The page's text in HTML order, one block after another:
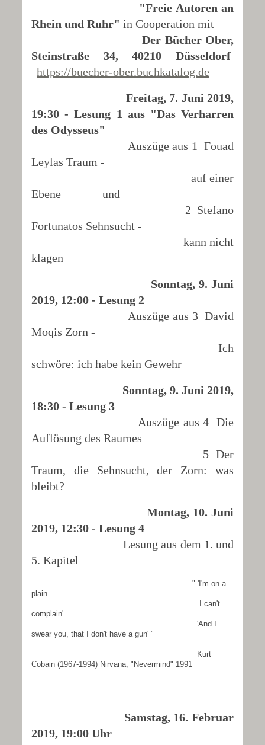
"Freie Autoren an
Rhein und Ruhr" in Cooperation mit
Der Bücher Ober,
Steinstraße 34, 40210 Düsseldorf
https://buecher-ober.buchkatalog.de
Freitag, 7. Juni 2019,
19:30 - Lesung 1 aus "Das Verharren
des Odysseus"
Auszüge aus 1 Fouad
Leylas Traum -
auf einer
Ebene und
2 Stefano
Fortunatos Sehnsucht -
kann nicht
klagen
Sonntag, 9. Juni
2019, 12:00 - Lesung 2
Auszüge aus 3 David
Moqis Zorn -
Ich
schwöre: ich habe kein Gewehr
Sonntag, 9. Juni 2019,
18:30 - Lesung 3
Auszüge aus 4 Die
Auflösung des Raumes
5 Der
Traum, die Sehnsucht, der Zorn: was
bleibt?
Montag, 10. Juni
2019, 12:30 - Lesung 4
Lesung aus dem 1. und
5. Kapitel
" 'I'm on a
plain
I can't
complain'
'And I
swear you, that I don't have a gun' "
Kurt
Cobain (1967-1994) Nirvana, "Nevermind" 1991
Samstag, 16. Februar
2019, 19:00 Uhr